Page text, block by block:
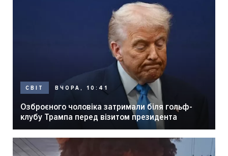
СВІТ ВЧОРА, 10:41
Озброєного чоловіка затримали біля гольф-
клубу Трампа перед візитом президента